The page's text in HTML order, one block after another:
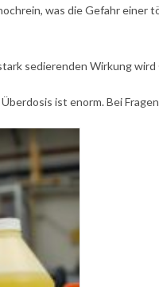
was die Gefahr
sedierenden Wirkung
ist enorm. Bei